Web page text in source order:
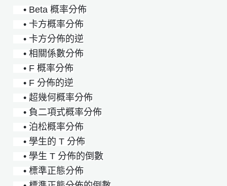
• Beta 概率分佈
• 卡方概率分佈
• 卡方分佈的逆
• 相關係數分佈
• F 概率分佈
• F 分佈的逆
• 超幾何概率分佈
• 負二項式概率分佈
• 泊松概率分佈
• 學生的 T 分佈
• 學生 T 分佈的倒數
• 標準正態分佈